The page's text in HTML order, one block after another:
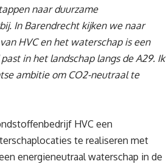
naar duurzame
In Barendrecht kijken we naar
HVC en het waterschap is een
in het landschap langs de A29. Ik
ambitie om CO2-neutraal te
HVC een
te realiseren met
energieneutraal waterschap in de